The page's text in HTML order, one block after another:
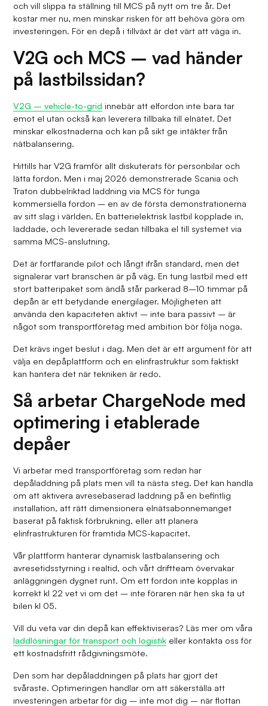
och vill slippa ta ställning till MCS på nytt om tre år. Det
kostar mer nu, men minskar risken för att behöva göra om
investeringen. För en depå i tillväxt är det värt att väga in.
V2G och MCS – vad händer
på lastbilssidan?
V2G – vehicle-to-grid innebär att elfordon inte bara tar
emot el utan också kan leverera tillbaka till elnätet. Det
minskar elkostnaderna och kan på sikt ge intäkter från
nätbalansering.
Hittills har V2G framför allt diskuterats för personbilar och
lätta fordon. Men i maj 2026 demonstrerade Scania och
Traton dubbelriktad laddning via MCS för tunga
kommersiella fordon – en av de första demonstrationerna
av sitt slag i världen. En batterielektrisk lastbil kopplade in,
laddade, och levererade sedan tillbaka el till systemet via
samma MCS-anslutning.
Det är fortfarande pilot och långt ifrån standard, men det
signalerar vart branschen är på väg. En tung lastbil med ett
stort batteripaket som ändå står parkerad 8–10 timmar på
depån är ett betydande energilager. Möjligheten att
använda den kapaciteten aktivt – inte bara passivt – är
något som transportföretag med ambition bör följa noga.
Det krävs inget beslut i dag. Men det är ett argument för att
välja en depåplattform och en elinfrastruktur som faktiskt
kan hantera det när tekniken är redo.
Så arbetar ChargeNode med
optimering i etablerade
depåer
Vi arbetar med transportföretag som redan har
depåladdning på plats men vill ta nästa steg. Det kan handla
om att aktivera avresebaserad laddning på en befintlig
installation, att rätt dimensionera elnätsabonnemanget
baserat på faktisk förbrukning, eller att planera
elinfrastrukturen för framtida MCS-kapacitet.
Vår plattform hanterar dynamisk lastbalansering och
avresetidsstyrning i realtid, och vårt driftteam övervakar
anläggningen dygnet runt. Om ett fordon inte kopplas in
korrekt kl 22 vet vi om det – inte föraren när hen ska ta ut
bilen kl 05.
Vill du veta var din depå kan effektiviseras? Läs mer om våra
laddlösningar för transport och logistik eller kontakta oss för
ett kostnadsfritt rådgivningsmöte.
Den som har depåladdningen på plats har gjort det
svåraste. Optimeringen handlar om att säkerställa att
investeringen arbetar för dig – inte mot dig – när flottan